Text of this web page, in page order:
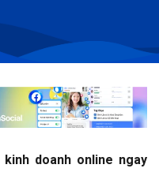
doanh online ngay